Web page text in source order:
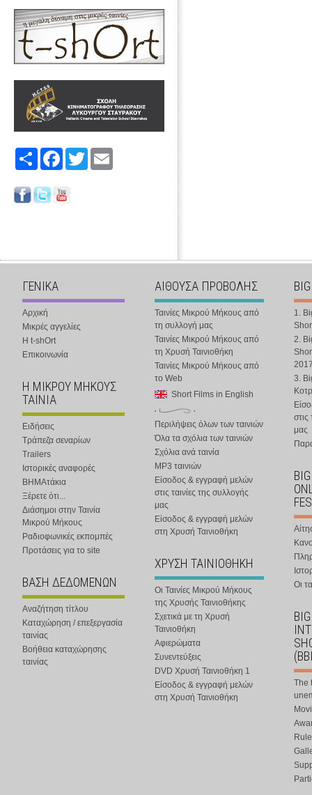
Share FacebookTwitter
ΓΕΝΙΚΑ
Αρχική
Μικρές αγγελίες
Η t-shOrt
Επικοινωνία
Η ΜΙΚΡΟΥ ΜΗΚΟΥΣ
ΤΑΙΝΙΑ
Ειδήσεις
Τράπεζα σεναρίων
Trailers
Ιστορικές αναφορές
ΒΗΜΑτάκια
Ξέρετε ότι...
Διάσημοι στην Ταινία
Μικρού Μήκους
Ραδιοφωνικές εκπομπές
Προτάσεις για το site
ΒΑΣΗ ΔΕΔΟΜΕΝΩΝ
Αναζήτηση τίτλου
Καταχώρηση / επεξεργασία
ταινίας
Βοήθεια καταχώρησης
ταινίας
ΑΙΘΟΥΣΑ ΠΡΟΒΟΛΗΣ
Ταινίες Μικρού Μήκους από
τη συλλογή μας
Ταινίες Μικρού Μήκους από
τη Χρυσή Ταινιοθήκη
Ταινίες Μικρού Μήκους από
το Web
Short Films in English
Περιλήψεις όλων των ταινιών
Όλα τα σχόλια των ταινιών
Σχόλια ανά ταινία
MP3 ταινιών
Είσοδος & εγγραφή μελών
στις ταινίες της συλλογής
μας
Είσοδος & εγγραφή μελών
στη Χρυσή Ταινιοθήκη
ΧΡΥΣΗ ΤΑΙΝΙΟΘΗΚΗ
Οι Ταινίες Μικρού Μήκους
της Χρυσής Ταινιοθήκης
Σχετικά με τη Χρυσή
Ταινιοθήκη
Αφιερώματα
Συνεντεύξεις
DVD Χρυσή Ταινιοθήκη 1
Είσοδος & εγγραφή μελών
στη Χρυσή Ταινιοθήκη
1.
2.
3.
στις
μας
Οι
The